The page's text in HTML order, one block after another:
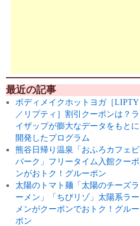
最近の記事
ボディメイクホットヨガ［LIPTY
／リプティ］割引クーポンは？ラ
イザップが膨大なデータをもとに
開発したプログラム
熊谷日帰り温泉「おふろカフェビ
バーク」フリータイム入館クーポ
ンがおトク！グルーポン
太陽のトマト麺「太陽のチーズラ
ーメン」「ちびリゾ」太陽系ラー
メンがクーポンでおトク！グルー
ポン